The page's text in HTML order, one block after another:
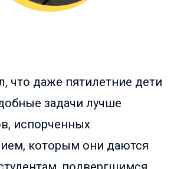
что даже пятилетние дети
задачи лучше
испорченных
которым они даются